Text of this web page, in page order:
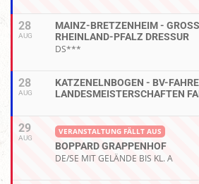
28
AUG
MAINZ-BRETZENHEIM -
HEINLAND-PFALZ DRESSUR
DS***
28
AUG
KATZENELNBOGEN - BV-
LANDESMEISTERSCHAFTEN
29
AUG
VERANSTALTUNG FÄLLT AUS
BOPPARD GRAPPENHOF
DE/SE MIT GELÄNDE BIS KL. A